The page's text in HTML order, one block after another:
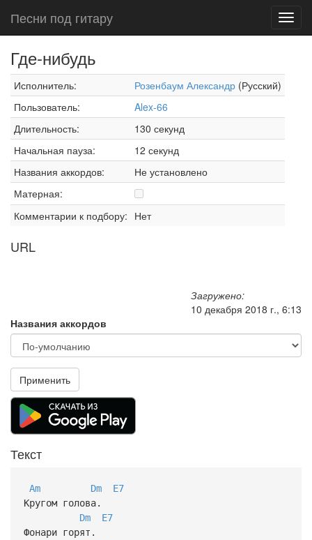
Песни под гитару
Где-нибудь
Исполнитель: Розенбаум Александр (Русский)
Пользователь:
Alex-66
Длительность:
130 секунд
Начальная пауза:
12 секунд
Названия аккордов:
Не установлено
Матерная:
Комментарии к подбору: Нет
URL
Загружено:
10 декабря 2018 г., 6:13
Названия аккордов
Применить
Текст
Am Dm
E7
Кругом голова.
Dm
E7
Фонари горят.